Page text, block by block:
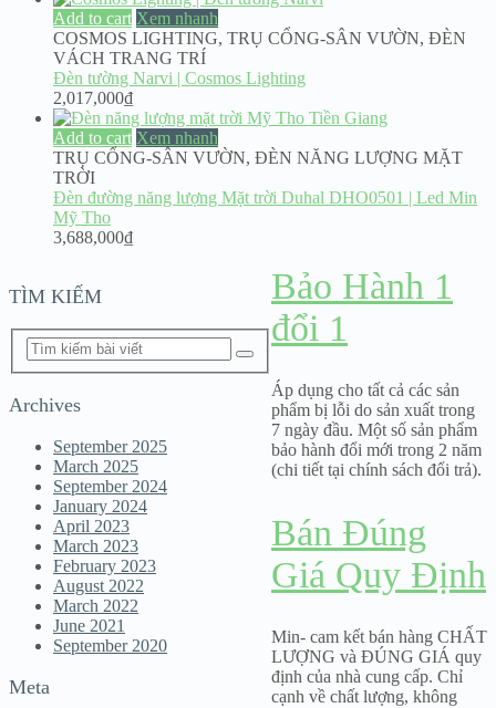
Add to cart Xem nhanh
COSMOS LIGHTING, TRỤ CỔNG-SÂN VƯỜN, ĐÈN
VÁCH TRANG TRÍ
Đèn tường Narvi | Cosmos Lighting
2,017,000₫
Add to cart Xem nhanh
TRỤ CỔNG-SÂN VƯỜN, ĐÈN NĂNG LƯỢNG MẶT
TRỜI
Đèn đường năng lượng Mặt trời Duhal DHO0501 | Led Min
Mỹ Tho
3,688,000₫
TÌM KIẾM
Archives
September 2025
March 2025
September 2024
January 2024
April 2023
March 2023
February 2023
August 2022
March 2022
June 2021
September 2020
Meta
Bảo Hành 1
đổi 1
Áp dụng cho tất cả các sản
phẩm bị lỗi do sản xuất trong
7 ngày đầu. Một số sản phẩm
bảo hành đổi mới trong 2 năm
(chi tiết tại chính sách đổi trả).
Bán Đúng
Giá Quy Định
Min- cam kết bán hàng CHẤT
LƯỢNG và ĐÚNG GIÁ quy
định của nhà cung cấp. Chỉ
cạnh về chất lượng, không